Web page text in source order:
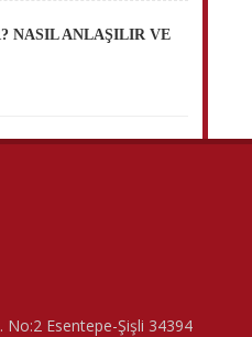
NASIL ANLAŞILIR VE
No:2 Esentepe-Şişli 34394